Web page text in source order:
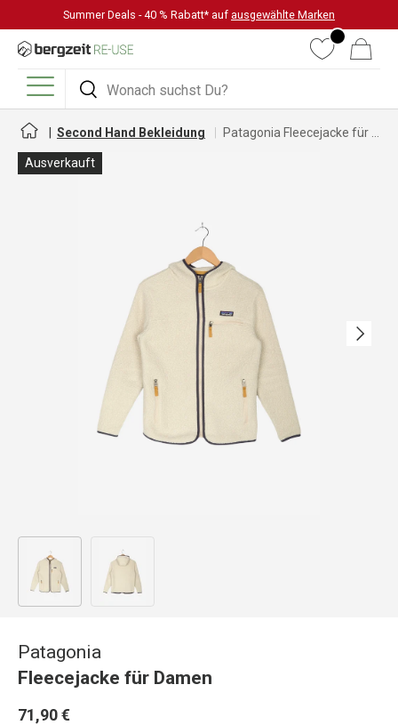
DIREKT ZUM INHALT
Summer Deals - 40 % Rabatt* auf ausgewählte Marken
Suchen
Suchen
WunschlisteWarenkorb
Menü
Second Hand Bekleidung
Ausverkauft
Nächste
Bild 1 in Galerieansicht laden
Patagonia
Fleecejacke für Damen
71,90 €